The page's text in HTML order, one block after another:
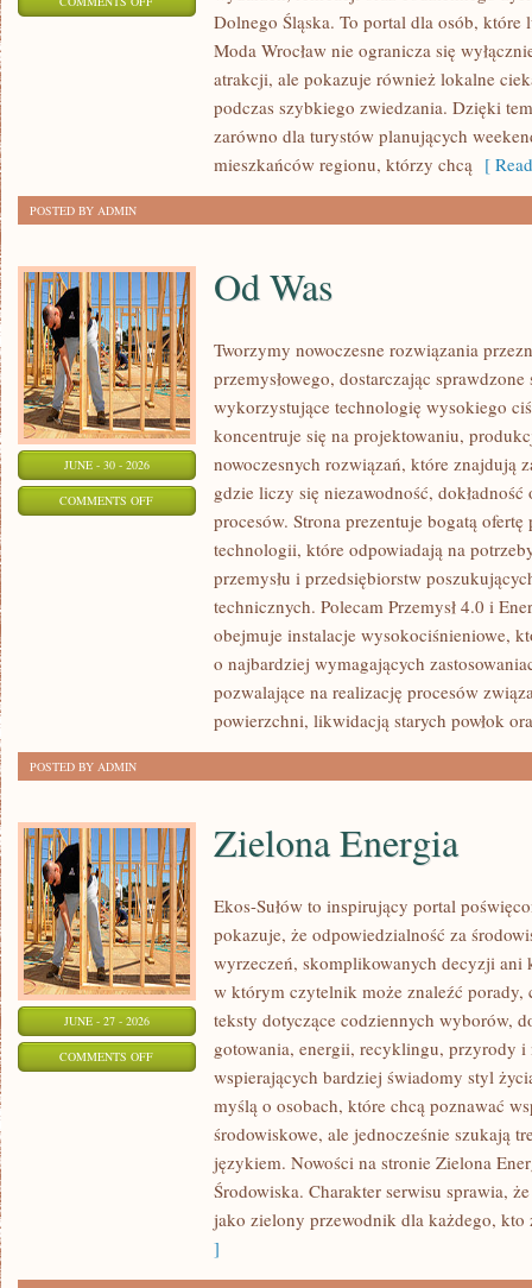
Dolnego Śląska. To portal dla osób, które
Moda Wrocław nie ogranicza się
atrakcji, ale pokazuje również lokalne
podczas szybkiego zwiedzania. Dzięki
zarówno dla turystów planujących
mieszkańców regionu, którzy chcą [
POSTED BY ADMIN
JUNE - 30 - 2026
COMMENTS OFFON
Od Was
Tworzymy nowoczesne rozwiązania
przemysłowego, dostarczając
wykorzystujące technologię wysokiego
koncentruje się na projektowaniu,
nowoczesnych rozwiązań, które znajdują
gdzie liczy się niezawodność,
procesów. Strona prezentuje bogatą ofertę
technologii, które odpowiadają na
przemysłu i przedsiębiorstw
technicznych. Polecam Przemysł 4.0 i
obejmuje instalacje wysokociśnieniowe,
o najbardziej wymagających
pozwalające na realizację procesów
powierzchni, likwidacją starych powłok
POSTED BY ADMIN
JUNE - 27 - 2026
COMMENTS OFFON
Zielona Energia
Ekos-Sułów to inspirujący portal
pokazuje, że odpowiedzialność za
wyrzeczeń, skomplikowanych decyzji ani
w którym czytelnik może znaleźć porady,
teksty dotyczące codziennych wyborów,
gotowania, energii, recyklingu, przyrody i
wspierających bardziej świadomy styl
myślą o osobach, które chcą poznawać
środowiskowe, ale jednocześnie szukają
językiem. Nowości na stronie Zielona
Środowiska. Charakter serwisu sprawia,
jako zielony przewodnik dla każdego, kto
]